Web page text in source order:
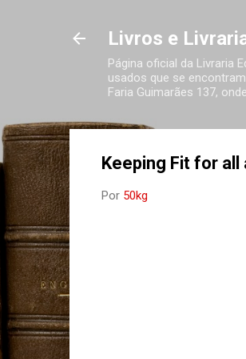
Livros e
Página oficial da Livraria
usados que se
Faria Guimarães 137,
Keeping Fit for all
Por 50kg